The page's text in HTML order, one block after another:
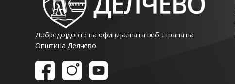
Добредојдовте на официјалната веб страна на
Општина Делчево.